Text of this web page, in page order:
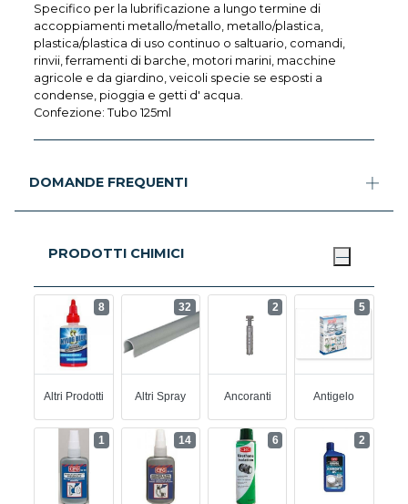
Specifico per la lubrificazione a lungo termine di
accoppiamenti metallo/metallo, metallo/plastica,
plastica/plastica di uso continuo o saltuario, comandi,
rinvii, ferramenti di barche, motori marini, macchine
agricole e da giardino, veicoli specie se esposti a
condense, pioggia e getti d' acqua.
Confezione: Tubo 125ml
DOMANDE FREQUENTI
PRODOTTI CHIMICI
Altri Prodotti
8
Altri Spray
32
Ancoranti
2
Antigelo
5
1 14 6 2